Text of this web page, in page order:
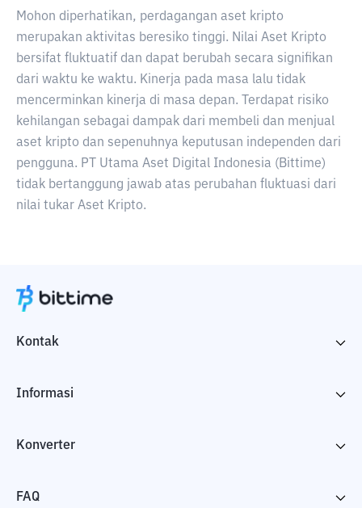
Mohon diperhatikan, perdagangan aset kripto
merupakan aktivitas beresiko tinggi. Nilai Aset Kripto
bersifat fluktuatif dan dapat berubah secara signifikan
dari waktu ke waktu. Kinerja pada masa lalu tidak
mencerminkan kinerja di masa depan. Terdapat risiko
kehilangan sebagai dampak dari membeli dan menjual
aset kripto dan sepenuhnya keputusan independen dari
pengguna. PT Utama Aset Digital Indonesia (Bittime)
tidak bertanggung jawab atas perubahan fluktuasi dari
nilai tukar Aset Kripto.
Kontak
Informasi
Konverter
FAQ